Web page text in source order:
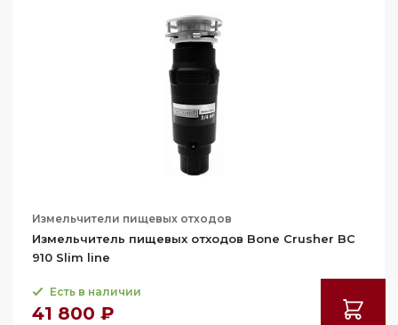
Измельчители пищевых отходов
Измельчитель пищевых отходов Bone Crusher BC
910 Slim line
Есть в наличии
41 800 ₽